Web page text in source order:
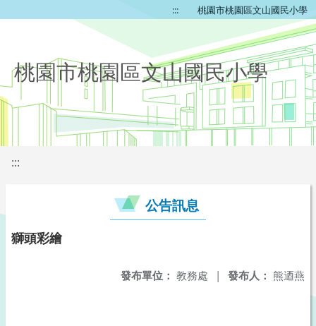
::: 桃園市桃園區文山國民小學
桃園市桃園區文山國民小學
:::
公告訊息
獅頭彩繪
發布人： 熊迺燕
發布單位： 教務處 |